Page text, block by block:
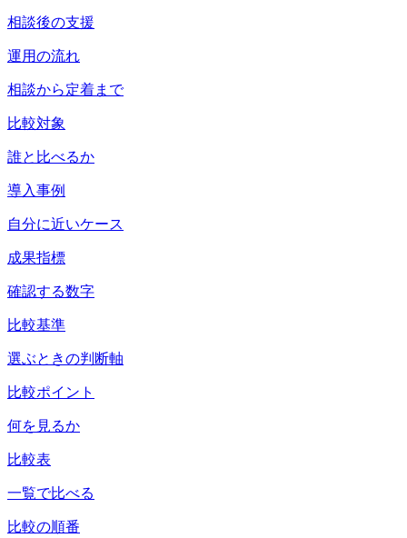
相談後の支援
運用の流れ
相談から定着まで
比較対象
誰と比べるか
導入事例
自分に近いケース
成果指標
確認する数字
比較基準
選ぶときの判断軸
比較ポイント
何を見るか
比較表
一覧で比べる
比較の順番